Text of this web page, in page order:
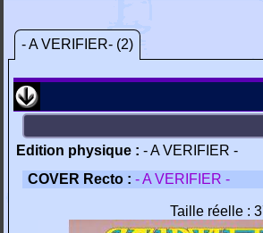
- A VERIFIER- (2)
Edition physique : - A VERIFIER -
COVER Recto : - A VERIFIER -
Taille réelle :